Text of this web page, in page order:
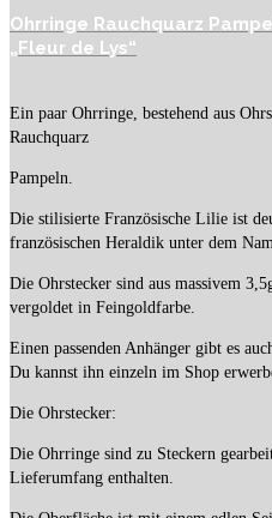
Ohrringe Rauchquarz
„Fleur de Lys“
Ein paar Ohrringe, bestehend aus
Rauchquarz
Pampeln.
Die stilisierte Französische Lilie ist
französischen Heraldik unter dem
Die Ohrstecker sind aus massivem
vergoldet in Feingoldfarbe.
Einen passenden Anhänger gibt es
Du kannst ihn einzeln im Shop
Die Ohrstecker:
Die Ohrringe sind zu Steckern
Lieferumfang enthalten.